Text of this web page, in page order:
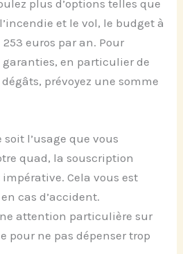
plus d’options telles que
et le vol, le budget à
euros par an. Pour
garanties, en particulier de
prévoyez une somme
l’usage que vous
quad, la souscription
Cela vous est
cas d’accident.
attention particulière sur
pour ne pas dépenser trop